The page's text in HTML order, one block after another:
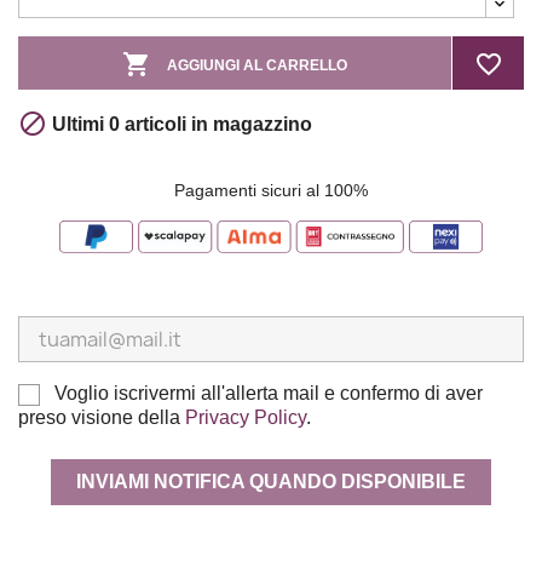
 AGGIUNGI AL CARRELLO favorite_border
 Ultimi 0 articoli in magazzino
Pagamenti sicuri al 100%
Voglio iscrivermi all'allerta mail e confermo di aver
preso visione della Privacy Policy.
INVIAMI NOTIFICA QUANDO DISPONIBILE